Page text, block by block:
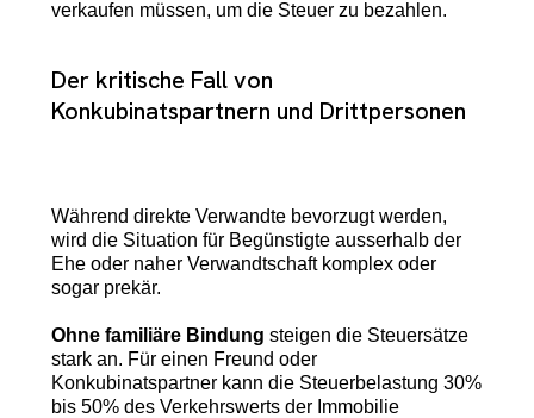
verkaufen müssen, um die Steuer zu bezahlen.
Der kritische Fall von
Konkubinatspartnern und Drittpersonen
Während direkte Verwandte bevorzugt werden,
wird die Situation für Begünstigte ausserhalb der
Ehe oder naher Verwandtschaft komplex oder
sogar prekär.
Ohne familiäre Bindung steigen die Steuersätze
stark an. Für einen Freund oder
Konkubinatspartner kann die Steuerbelastung 30%
bis 50% des Verkehrswerts der Immobilie